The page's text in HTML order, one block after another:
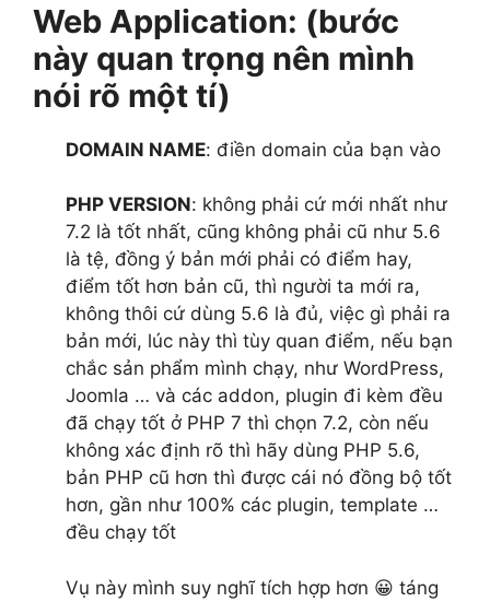
Web Application: (bước
này quan trọng nên mình
nói rõ một tí)
DOMAIN NAME: điền domain của bạn vào
PHP VERSION: không phải cứ mới nhất như
7.2 là tốt nhất, cũng không phải cũ như 5.6
là tệ, đồng ý bản mới phải có điểm hay,
điểm tốt hơn bản cũ, thì người ta mới ra,
không thôi cứ dùng 5.6 là đủ, việc gì phải ra
bản mới, lúc này thì tùy quan điểm, nếu bạn
chắc sản phẩm mình chạy, như WordPress,
Joomla … và các addon, plugin đi kèm đều
đã chạy tốt ở PHP 7 thì chọn 7.2, còn nếu
không xác định rõ thì hãy dùng PHP 5.6,
bản PHP cũ hơn thì được cái nó đồng bộ tốt
hơn, gần như 100% các plugin, template …
đều chạy tốt
Vụ này mình suy nghĩ tích hợp hơn 😀 táng